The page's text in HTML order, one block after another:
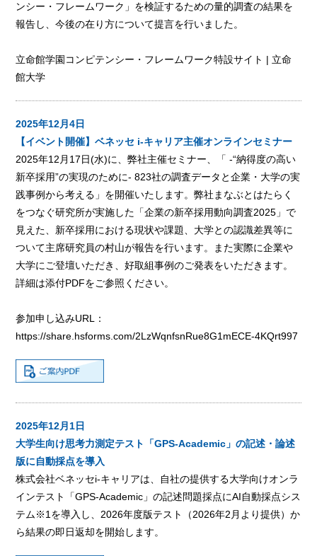
ンシー・フレームワーク」を検証するための量的調査の結果を
報告し、今後の在り方について提言を行いました。
立命館学園コンピテンシー・フレームワーク特設サイト | 立命
館大学
2025年12月4日
【イベント開催】ベネッセ i-キャリア主催オンラインセミナー
2025年12月17日(水)に、弊社主催セミナー、「 -“納得度の高い
新卒採用”の実現のために- 823社の調査データと企業・大学の実
践事例から考える」を開催いたします。弊社まなぶとはたらく
をつなぐ研究所が実施した「企業の新卒採用動向調査2025」で
見えた、新卒採用における現状や課題、大学との認識差異等に
ついて主席研究員の村山が報告を行います。また実際に企業や
大学にご登壇いただき、好取組事例のご発表をいただきます。
詳細は添付PDFをご参照ください。
参加申し込みURL：
https://share.hsforms.com/2LzWqnfsnRue8G1mECE-4KQrt997
2025年12月1日
大学生向け思考力測定テスト「GPS-Academic」の記述・論述
版に自動採点を導入
株式会社ベネッセi-キャリアは、自社の提供する大学向けオンラ
インテスト「GPS-Academic」の記述問題採点にAI自動採点シス
テム※1を導入し、2026年度版テスト（2026年2月より提供）か
ら結果の即日返却を開始します。